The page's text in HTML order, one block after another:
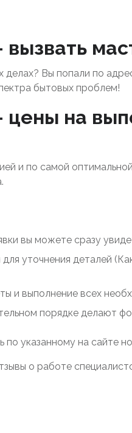
вызвать
Вы попали по
бытовых проблем!
цены на
и по самой
вы можете сразу
уточнения деталей
и выполнение всех
порядке делают
указанному на сайте
о работе